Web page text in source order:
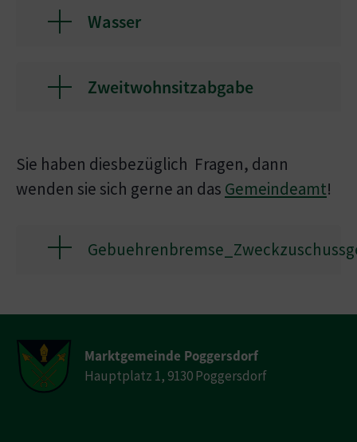
Wasser
Zweitwohnsitzabgabe
Sie haben diesbezüglich Fragen, dann
wenden sie sich gerne an das Gemeindeamt!
Marktgemeinde Poggersdorf
Hauptplatz 1, 9130 Poggersdorf